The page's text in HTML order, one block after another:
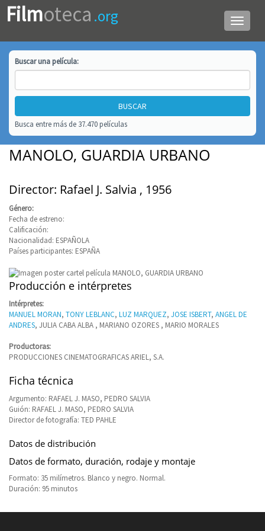
Menú
de
Filmoteca .org
Buscar unapelícula:
Busca entre más de 37.470 películas
MANOLO, GUARDIA URBANO
Director: Rafael J. Salvia , 1956
Género:
Fecha de estreno:
Calificación:
Nacionalidad: ESPAÑOLA
Países participantes: ESPAÑA
Producción e intérpretes
Intérpretes:
MANUEL MORAN, TONY LEBLANC, LUZ MARQUEZ, JOSE ISBERT, ANGEL DE
ANDRES, JULIA CABA ALBA , MARIANO OZORES , MARIO MORALES
Productoras:
PRODUCCIONES CINEMATOGRAFICAS ARIEL, S.A.
Ficha técnica
Argumento: RAFAEL J. MASO, PEDRO SALVIA
Guión: RAFAEL J. MASO, PEDRO SALVIA
Director de fotografía: TED PAHLE
Datos de distribución
Datos de formato, duración, rodaje y montaje
Formato: 35 milímetros. Blanco y negro. Normal.
Duración: 95 minutos